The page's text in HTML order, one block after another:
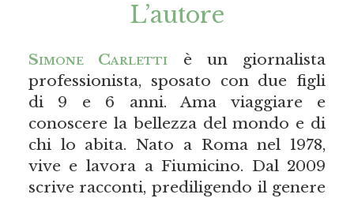
L’autore
Simone Carletti è un giornalista
professionista, sposato con due figli
di 9 e 6 anni. Ama viaggiare e
conoscere la bellezza del mondo e di
chi lo abita. Nato a Roma nel 1978,
vive e lavora a Fiumicino. Dal 2009
scrive racconti, prediligendo il genere